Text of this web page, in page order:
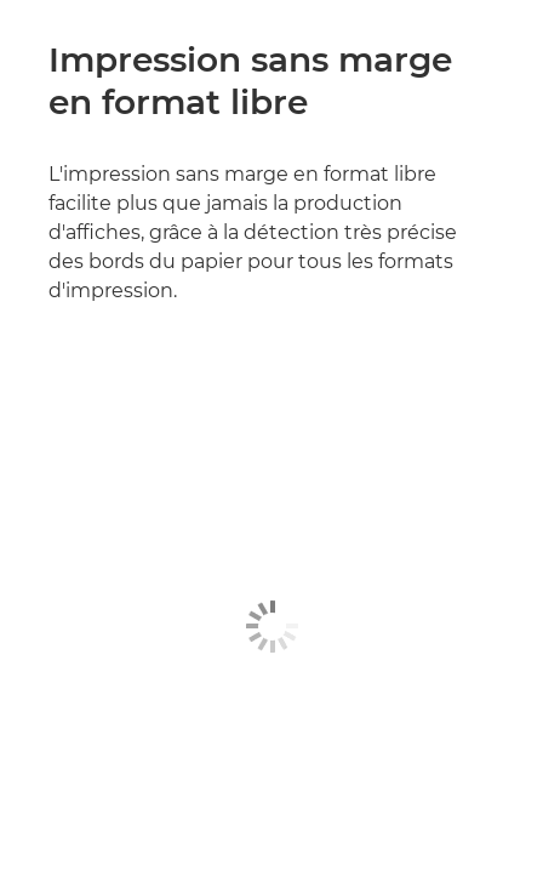
Impression sans marge
en format libre
L'impression sans marge en format libre
facilite plus que jamais la production
d'affiches, grâce à la détection très précise
des bords du papier pour tous les formats
d'impression.